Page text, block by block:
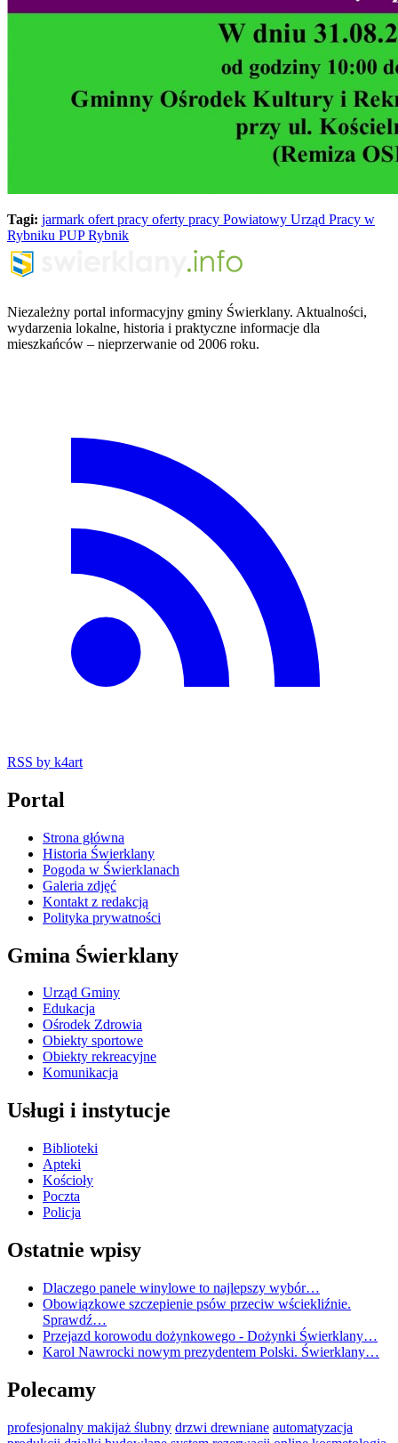
Tagi: jarmark ofert pracy oferty pracy Powiatowy Urząd Pracy w
Rybniku PUP Rybnik
Niezależny portal informacyjny gminy Świerklany. Aktualności,
wydarzenia lokalne, historia i praktyczne informacje dla
mieszkańców – nieprzerwanie od 2006 roku.
RSS by k4art
Portal
Strona główna
Historia Świerklany
Pogoda w Świerklanach
Galeria zdjęć
Kontakt z redakcją
Polityka prywatności
Gmina Świerklany
Urząd Gminy
Edukacja
Ośrodek Zdrowia
Obiekty sportowe
Obiekty rekreacyjne
Komunikacja
Usługi i instytucje
Biblioteki
Apteki
Kościoły
Poczta
Policja
Ostatnie wpisy
Dlaczego panele winylowe to najlepszy wybór…
Obowiązkowe szczepienie psów przeciw wściekliźnie.
Sprawdź…
Przejazd korowodu dożynkowego - Dożynki Świerklany…
Karol Nawrocki nowym prezydentem Polski. Świerklany…
Polecamy
profesjonalny makijaż ślubny drzwi drewniane automatyzacja